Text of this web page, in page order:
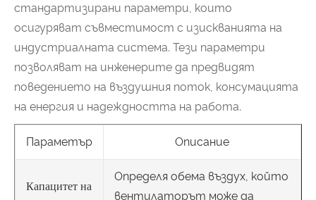
стандартизирани параметри, които
осигуряват съвместимост с изискванията на
индустриалната система. Тези параметри
позволяват на инженерите да предвидят
поведението на въздушния поток, консумацията
на енергия и надеждността на работа.
Параметър Описание
Капацитет на
Определя обема въздух, който
вентилаторът може да